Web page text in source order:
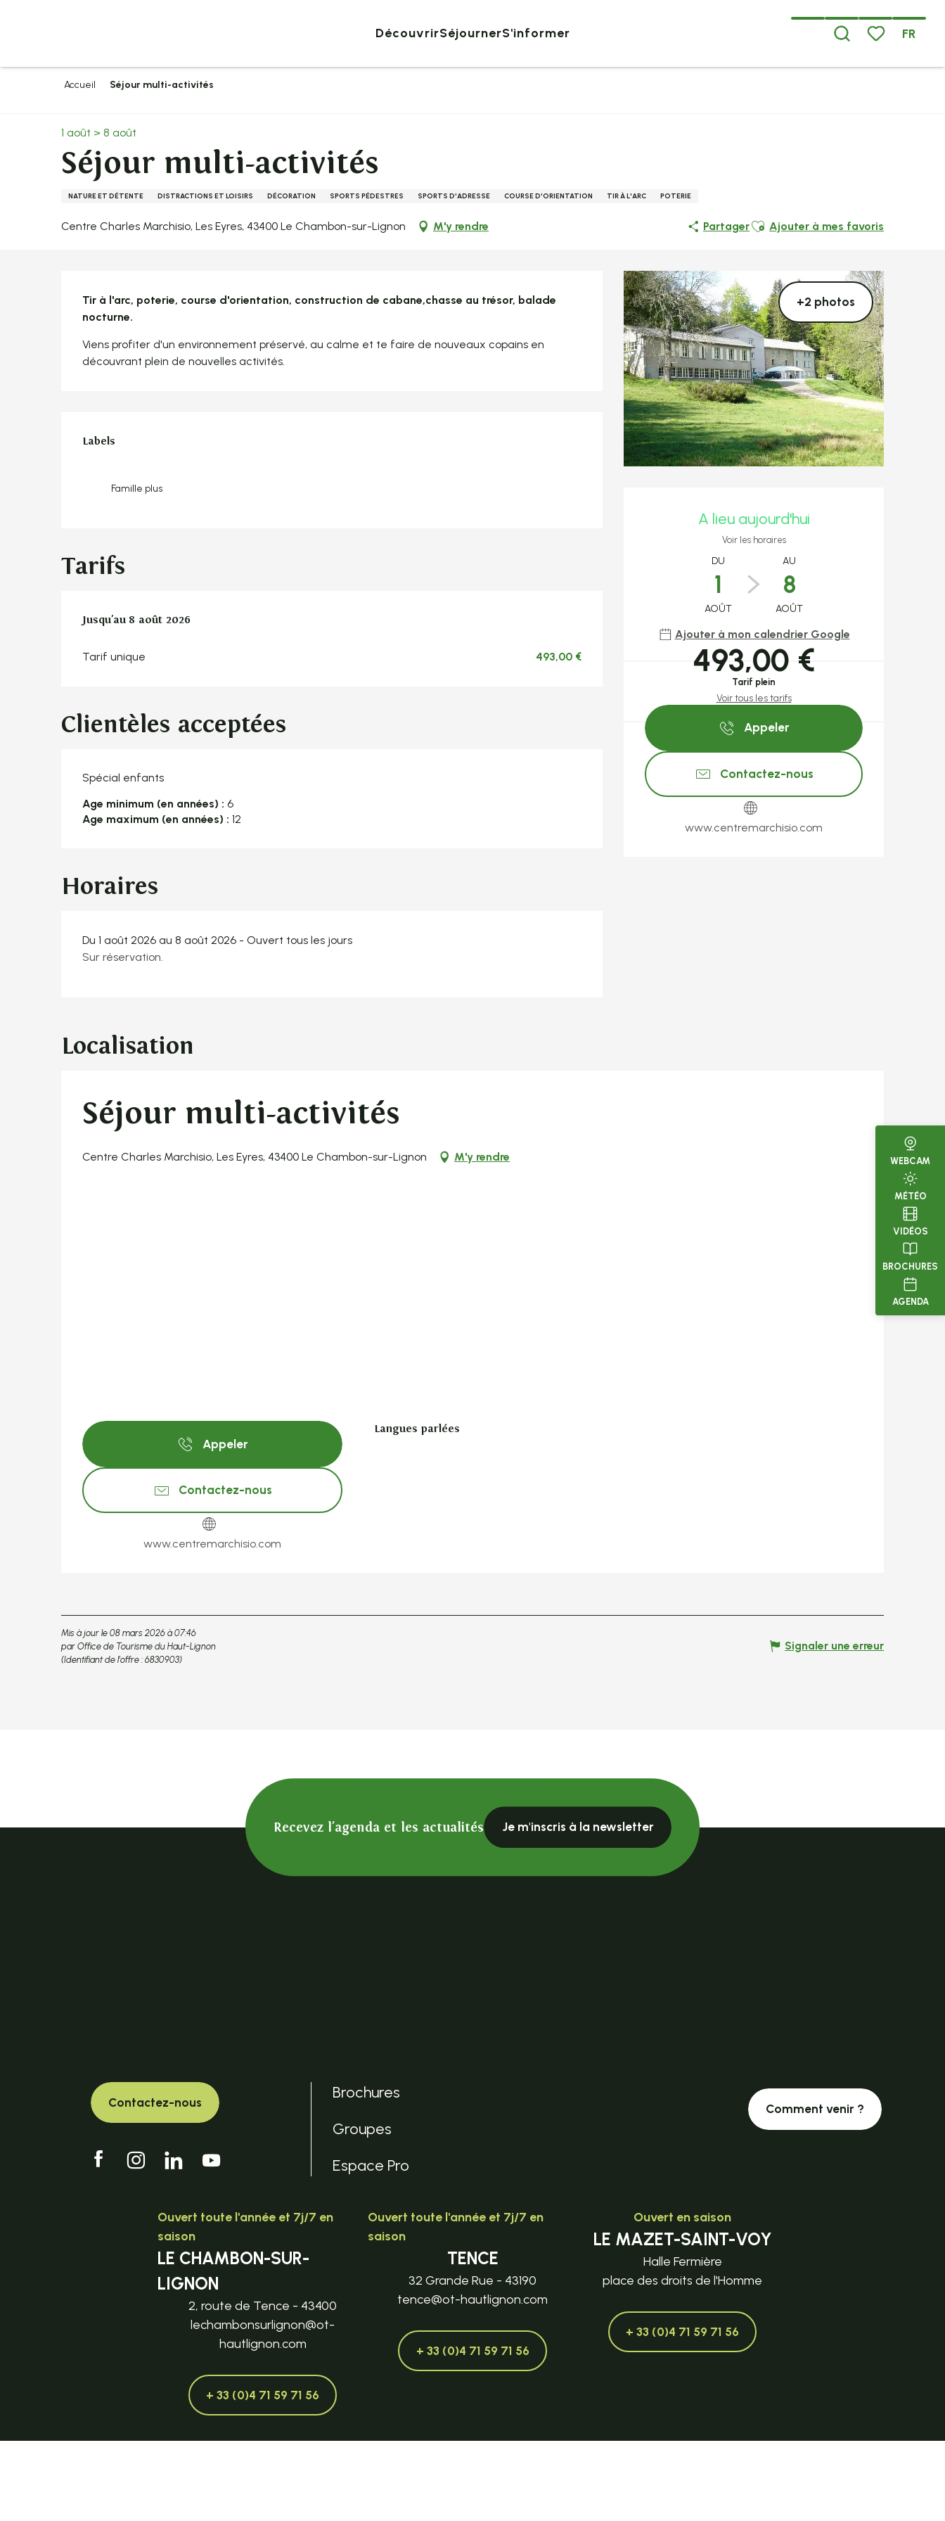
FR
DécouvrirSéjournerS'informer
WEBCAM
MÉTÉO
VIDÉOS
BROCHURES
AGENDA
Accueil Séjour multi-activités
1 août > 8 août
Séjour multi-activités
NATURE ET DÉTENTE DISTRACTIONS ET LOISIRS DÉCORATION SPORTS PÉDESTRES SPORTS D'ADRESSE COURSE D'ORIENTATION TIR À L'ARC POTERIE
Centre Charles Marchisio, Les Eyres, 43400 Le Chambon-sur-Lignon M'y rendre PartagerAjouter aux favoris
Ajouter à mes favoris
+2 photos
Ouverture et
A lieu aujourd'hui
Voir les horaires
DU
1
AOÛT
AU
8
AOÛT
Ajouter à mon calendrier Google
493,00 €
Tarif plein
Voir tous les tarifs
Appeler
Contactez-nous
www.centremarchisio.com
Description
Tir à l'arc, poterie, course d'orientation, construction de cabane,chasse au trésor, balade
nocturne.
Viens profiter d'un environnement préservé, au calme et te faire de nouveaux copains en
découvrant plein de nouvelles activités.
Offres de prestations
Labels
Labels
Famille plus
Tarifs
Du1 août 2026 au8 août 2026
Jusqu'au 8 août 2026
Tarif unique 493,00 €
Clientèles acceptées
Spécial enfants
Age minimum (en années) : 6
Age maximum (en années) : 12
Horaires
Du 1 août 2026 au 8 août 2026 - Ouvert tous les jours
Sur réservation.
Localisation
Séjour multi-activités
Centre Charles Marchisio, Les Eyres, 43400 Le Chambon-sur-Lignon M'y rendre
Appeler
Contactez-nous
www.centremarchisio.com
Langues parlées
Langues parlées
Mis à jour le 08 mars 2026 à 07:46
par Office de Tourisme du Haut-Lignon
(Identifiant de l'offre : 6830903)
Signaler une erreur
Recevez l'agenda et les actualités Je m'inscris à la newsletter
Contactez-nous
Brochures
Groupes
Espace Pro
Comment venir ?
Ouvert toute l'année et 7j/7 en
saison
LE CHAMBON-SUR-
LIGNON
2, route de Tence - 43400
lechambonsurlignon@ot-
hautlignon.com
+ 33 (0)4 71 59 71 56
Ouvert toute l'année et 7j/7 en
saison
TENCE
32 Grande Rue - 43190
tence@ot-hautlignon.com
+ 33 (0)4 71 59 71 56
Ouvert en saison
LE MAZET-SAINT-VOY
Halle Fermière
place des droits de l'Homme
+ 33 (0)4 71 59 71 56